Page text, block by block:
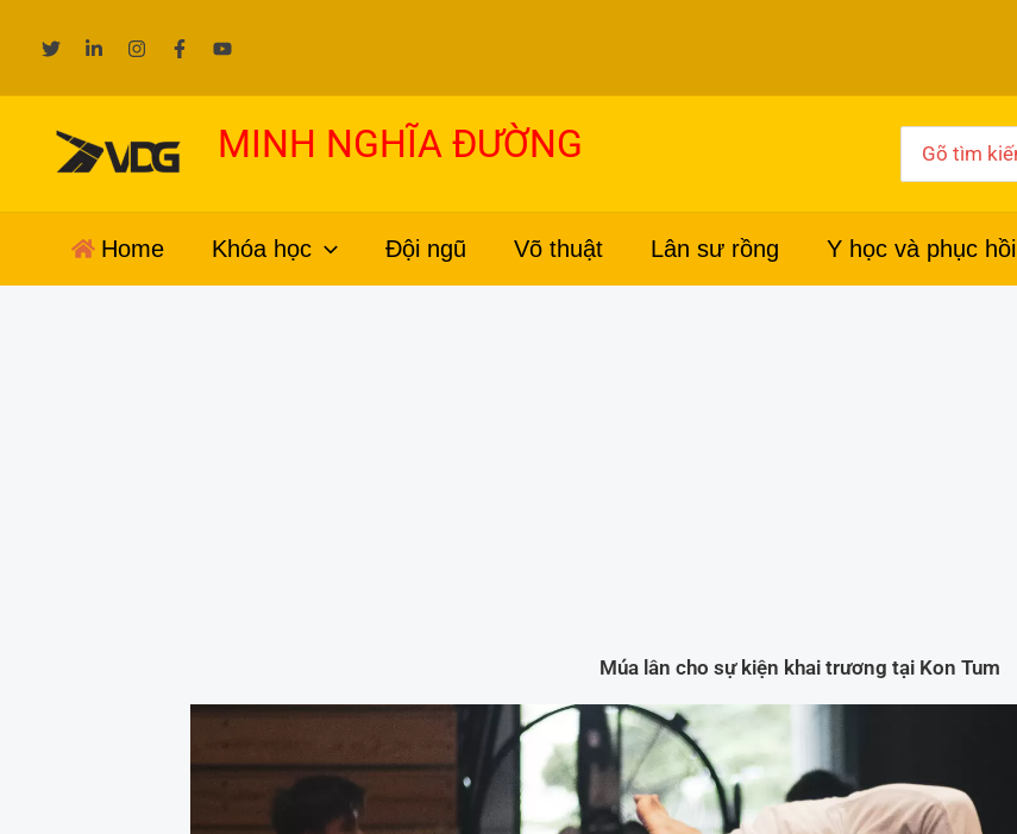
dung
MINH NGHĨA ĐƯỜNG
for:
Home Khóa học Đội ngũ Võ thuật Lân sư rồng Y học và phục hồi
Múa lân cho sự kiện khai trương tại Kon Tum